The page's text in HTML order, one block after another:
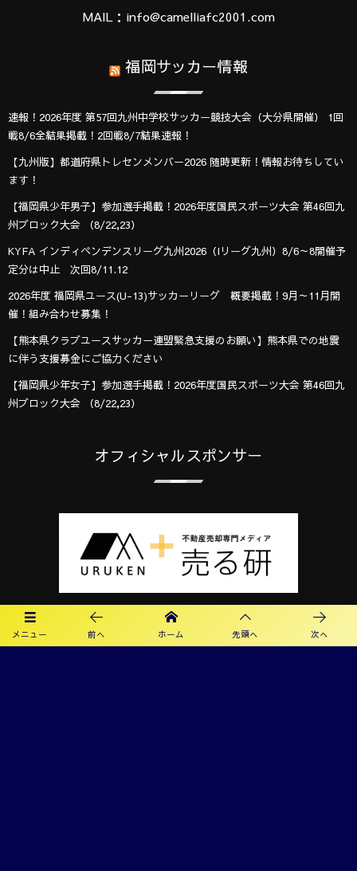
メニュー 前へ ホーム 先頭へ 次へ
MAIL：info@camelliafc2001.com
福岡サッカー情報
速報！2026年度 第57回九州中学校サッカー競技大会（大分県開催） 1回
戦8/6全結果掲載！2回戦8/7結果速報！
【九州版】都道府県トレセンメンバー2026 随時更新！情報お待ちしてい
ます！
【福岡県少年男子】参加選手掲載！2026年度国民スポーツ大会 第46回九
州ブロック大会 （8/22,23）
KYFA インディペンデンスリーグ九州2026（Iリーグ九州）8/6～8開催予
定分は中止 次回8/11.12
2026年度 福岡県ユース(U-13)サッカーリーグ 概要掲載！9月～11月開
催！組み合わせ募集！
【熊本県クラブユースサッカー連盟緊急支援のお願い】熊本県での地震
に伴う支援募金にご協力ください
【福岡県少年女子】参加選手掲載！2026年度国民スポーツ大会 第46回九
州ブロック大会 （8/22,23）
オフィシャルスポンサー